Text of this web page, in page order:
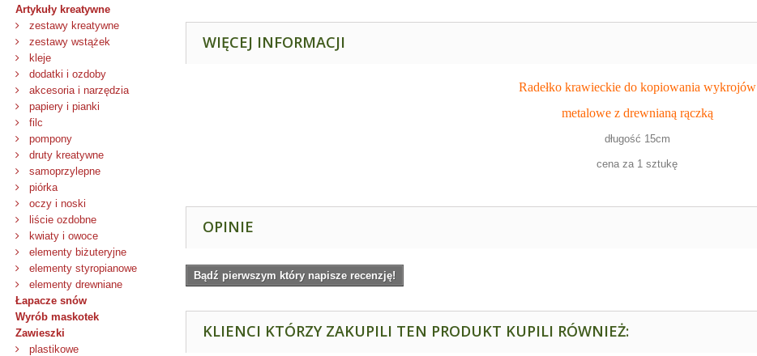
Artykuły kreatywne
zestawy kreatywne
zestawy wstążek
kleje
dodatki i ozdoby
akcesoria i narzędzia
papiery i pianki
filc
pompony
druty kreatywne
samoprzylepne
piórka
oczy i noski
liście ozdobne
kwiaty i owoce
elementy biżuteryjne
elementy styropianowe
elementy drewniane
Łapacze snów
Wyrób maskotek
Zawieszki
plastikowe
WIĘCEJ INFORMACJI
Radełko krawieckie do kopiowania wykrojów
metalowe z drewnianą rączką
długość 15cm
cena za 1 sztukę
OPINIE
Bądź pierwszym który napisze recenzję!
KLIENCI KTÓRZY ZAKUPILI TEN PRODUKT KUPILI RÓWNIEŻ: